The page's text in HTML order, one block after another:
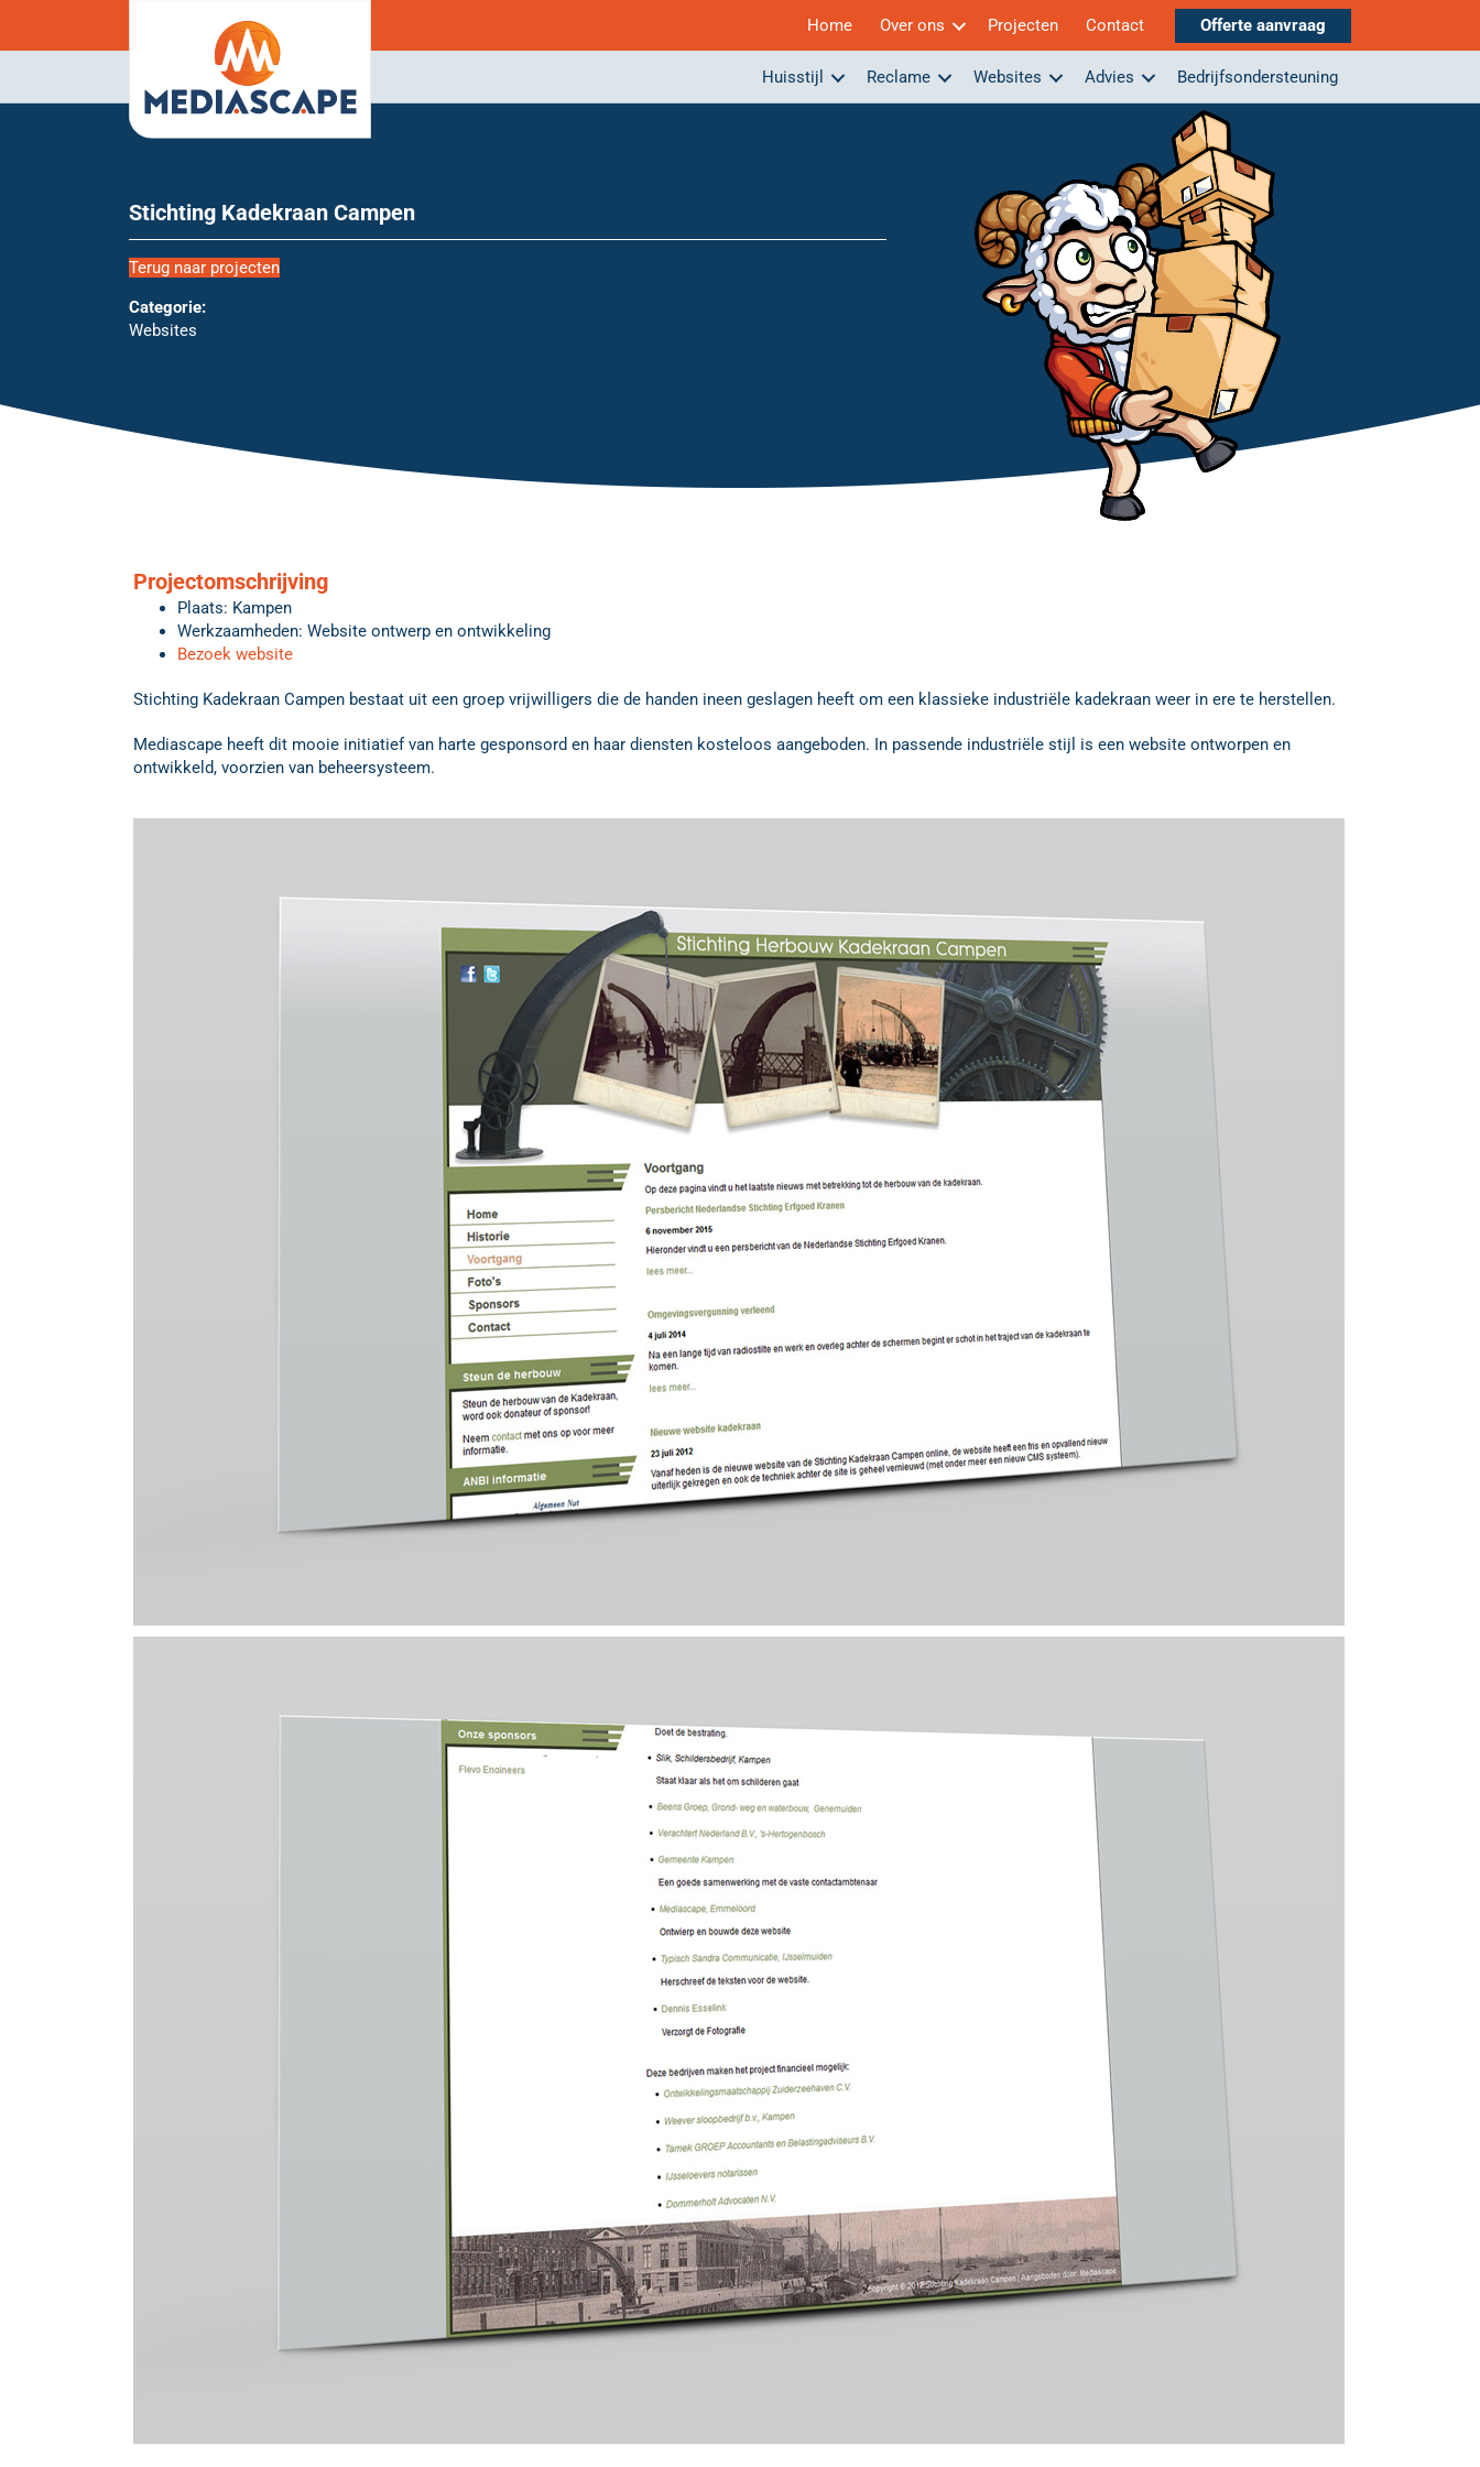
Home Over ons Projecten Contact Offerte aanvraag
Huisstijl Reclame Websites Advies Bedrijfsondersteuning
Stichting Kadekraan Campen
Terug naar projecten
Categorie:
Websites
Projectomschrijving
Plaats: Kampen
Werkzaamheden: Website ontwerp en ontwikkeling
Bezoek website
Stichting Kadekraan Campen bestaat uit een groep vrijwilligers die de handen ineen geslagen heeft om een klassieke industriële kadekraan weer in ere te herstellen.
Mediascape heeft dit mooie initiatief van harte gesponsord en haar diensten kosteloos aangeboden. In passende industriële stijl is een website ontworpen en
ontwikkeld, voorzien van beheersysteem.